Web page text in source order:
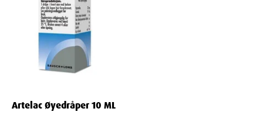
Ingredienser
Virkestoff: 1 ml inneholder hypromellose 3,20 mg. Hjelpestoffer:
Dinatriumfosfatdodekahydrat, natriumdihydrogenfosfatdihydrat,
sorbitol, vann til injeksjonsvæsker
Artelac Øyedråper 10 ML